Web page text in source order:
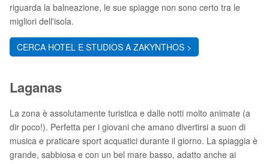
riguarda la balneazione, le sue spiagge non sono certo tra le
migliori dell'isola.
CERCA HOTEL E STUDIOS A ZAKYNTHOS >
Laganas
La zona è assolutamente turistica e dalle notti molto animate (a
dir poco!). Perfetta per i giovani che amano divertirsi a suon di
musica e praticare sport acquatici durante il giorno. La spiaggia è
grande, sabbiosa e con un bel mare basso, adatto anche ai